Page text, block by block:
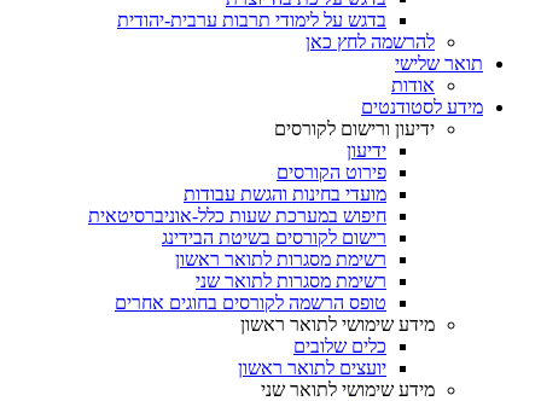
בדגש על לימודי תרבות ערבית-יהודית
להרשמה לחץ כאן
תואר שלישי
אודות
מידע לסטודנטים
ידיעון ורישום לקורסים
ידיעון
פירוט הקורסים
מועדי בחינות והגשת עבודות
חיפוש במערכת שעות כלל-אוניברסיטאית
רישום לקורסים בשיטת הבידינג
רשימת מסגרות לתואר ראשון
רשימת מסגרות לתואר שני
טופס הרשמה לקורסים בחוגים אחרים
מידע שימושי לתואר ראשון
כלים שלובים
יועצים לתואר ראשון
מידע שימושי לתואר שני